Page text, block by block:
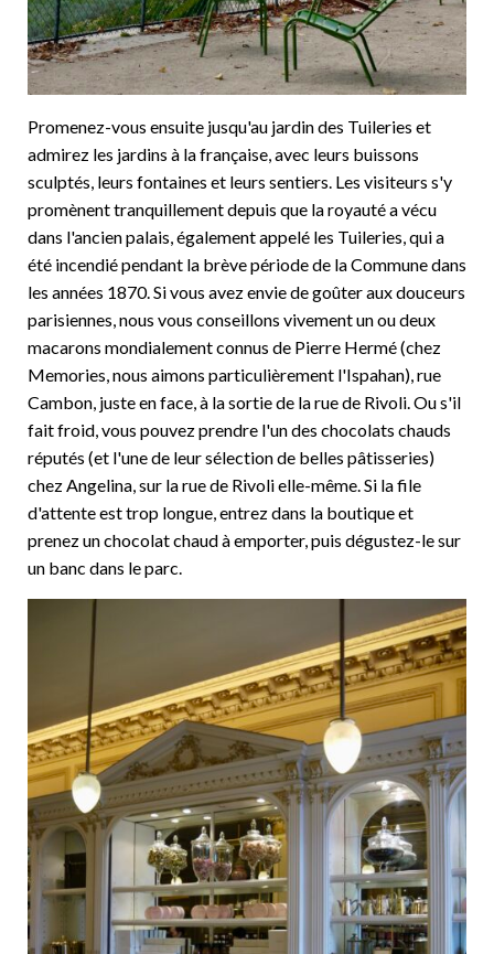
Promenez-vous ensuite jusqu'au jardin des Tuileries et
admirez les jardins à la française, avec leurs buissons
sculptés, leurs fontaines et leurs sentiers. Les visiteurs s'y
promènent tranquillement depuis que la royauté a vécu
dans l'ancien palais, également appelé les Tuileries, qui a
été incendié pendant la brève période de la Commune dans
les années 1870. Si vous avez envie de goûter aux douceurs
parisiennes, nous vous conseillons vivement un ou deux
macarons mondialement connus de Pierre Hermé (chez
Memories, nous aimons particulièrement l'Ispahan), rue
Cambon, juste en face, à la sortie de la rue de Rivoli. Ou s'il
fait froid, vous pouvez prendre l'un des chocolats chauds
réputés (et l'une de leur sélection de belles pâtisseries)
chez Angelina, sur la rue de Rivoli elle-même. Si la file
d'attente est trop longue, entrez dans la boutique et
prenez un chocolat chaud à emporter, puis dégustez-le sur
un banc dans le parc.